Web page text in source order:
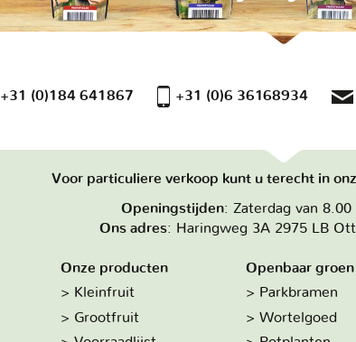
+31 (0)184 641867 +31 (0)6 36168934
Voor particuliere verkoop kunt u terecht in
Openingstijden: Zaterdag van 8.00
Ons adres: Haringweg 3A 2975 LB
Onze producten
Kleinfruit
Grootfruit
Openbaar groen
Parkbramen
Wortelgoed